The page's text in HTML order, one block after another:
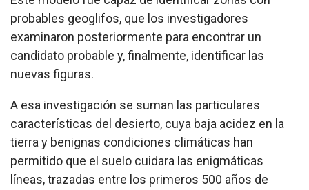
probables geoglifos, que los investigadores
examinaron posteriormente para encontrar un
candidato probable y, finalmente, identificar las
nuevas figuras.
A esa investigación se suman las particulares
características del desierto, cuya baja acidez en la
tierra y benignas condiciones climáticas han
permitido que el suelo cuidara las enigmáticas
líneas, trazadas entre los primeros 500 años de